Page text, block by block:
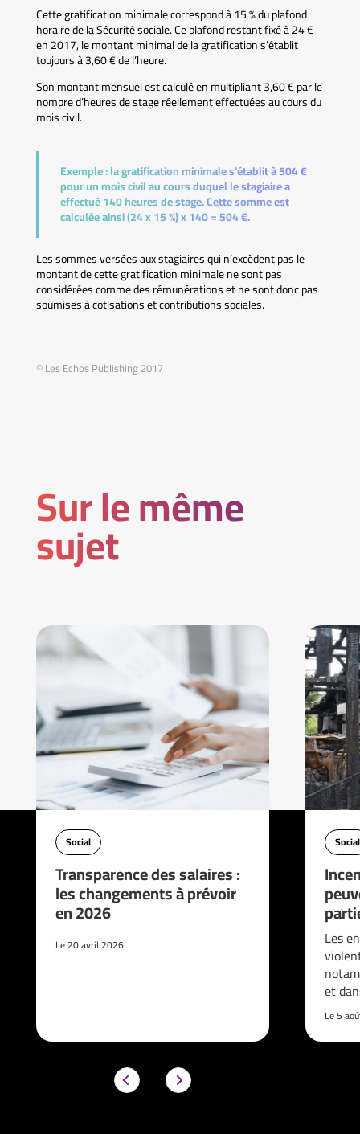
Cette gratification minimale correspond à 15 % du plafond
horaire de la Sécurité sociale. Ce plafond restant fixé à 24 €
en 2017, le montant minimal de la gratification s’établit
toujours à 3,60 € de l’heure.
Son montant mensuel est calculé en multipliant 3,60 € par le
nombre d’heures de stage réellement effectuées au cours du
mois civil.
Exemple :la gratification minimale s’établit à 504 €
pour un mois civil au cours duquel le stagiaire a
effectué 140 heures de stage. Cette somme est
calculée ainsi (24 x 15 %) x 140 = 504 €.
Les sommes versées aux stagiaires qui n’excèdent pas le
montant de cette gratification minimale ne sont pas
considérées comme des rémunérations et ne sont donc pas
soumises à cotisations et contributions sociales.
© Les Echos Publishing 2017
Sur le même
sujet
Social
Transparence des salaires :
les changements à prévoir
en 2026
Le 20 avril 2026
Social
Les
et
Le 5